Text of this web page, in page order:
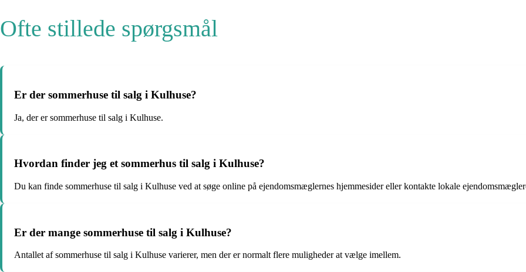
Ofte stillede spørgsmål
Er der sommerhuse til salg i Kulhuse?
Ja, der er sommerhuse til salg i Kulhuse.
Hvordan finder jeg et sommerhus til salg i Kulhuse?
Du kan finde sommerhuse til salg i Kulhuse ved at søge online på ejendomsmæglernes hjemmesider eller kontakte lokale
Er der mange sommerhuse til salg i Kulhuse?
Antallet af sommerhuse til salg i Kulhuse varierer, men der er normalt flere muligheder at vælge imellem.